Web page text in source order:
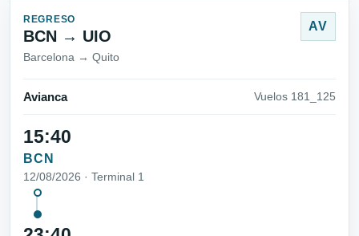
REGRESO
BCN → UIO
Barcelona → Quito
AV
Avianca Vuelos 181_125
15:40
BCN
12/08/2026 · Terminal 1